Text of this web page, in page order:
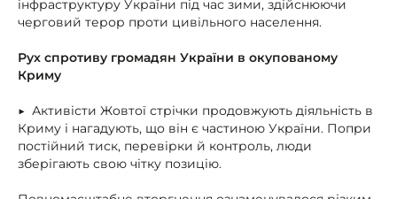
інфраструктуру України під час зими, здійснюючи
черговий терор проти цивільного населення.
Рух спротиву громадян України в окупованому
Криму
▶ Активісти Жовтої стрічки продовжують діяльність в
Криму і нагадують, що він є частиною України. Попри
постійний тиск, перевірки й контроль, люди
зберігають свою чітку позицію.